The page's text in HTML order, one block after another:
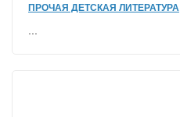
ПРОЧАЯ ДЕТСКАЯ ЛИТЕРАТУРА